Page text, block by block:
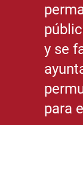
y se
para